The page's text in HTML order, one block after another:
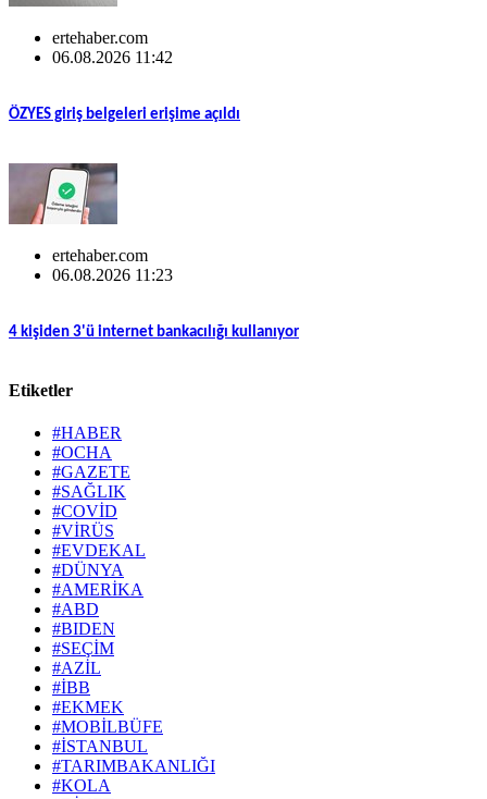
ertehaber.com
06.08.2026 11:42
ÖZYES giriş belgeleri erişime açıldı
ertehaber.com
06.08.2026 11:23
4 kişiden 3'ü internet bankacılığı kullanıyor
Etiketler
#HABER
#OCHA
#GAZETE
#SAĞLIK
#COVİD
#VİRÜS
#EVDEKAL
#DÜNYA
#AMERİKA
#ABD
#BIDEN
#SEÇİM
#AZİL
#İBB
#EKMEK
#MOBİLBÜFE
#İSTANBUL
#TARIMBAKANLIĞI
#KOLA